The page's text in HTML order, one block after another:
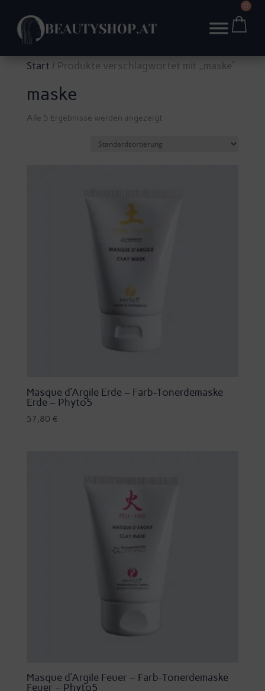
0
Start / Produkte verschlagwortet mit „maske“
maske
Alle 5 Ergebnisse werden angezeigt
Masque d’Argile Erde – Farb-Tonerdemaske
Erde – Phyto5
57,80 €
Masque d’Argile Feuer – Farb-Tonerdemaske
Feuer – Phyto5